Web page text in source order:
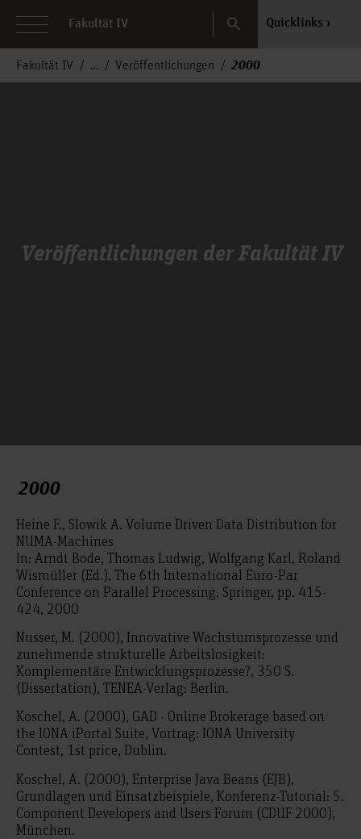
Fakultät IV Search Quicklinks
Fakultät IV Veröffentlichungen 2000
Veröffentlichungen der Fakultät IV
2000
Heine F., Slowik A. Volume Driven Data Distribution for
NUMA-Machines
In: Arndt Bode, Thomas Ludwig, Wolfgang Karl, Roland
Wismüller (Ed.), The 6th International Euro-Par
Conference on Parallel Processing, Springer, pp. 415-
424, 2000
Nusser, M. (2000), Innovative Wachstumsprozesse und
zunehmende strukturelle Arbeitslosigkeit:
Komplementäre Entwicklungsprozesse?, 350 S.
(Dissertation), TENEA-Verlag: Berlin.
Koschel, A. (2000), GAD - Online Brokerage based on
the IONA iPortal Suite, Vortrag: IONA University
Contest, 1st price, Dublin.
Koschel, A. (2000), Enterprise Java Beans (EJB),
Grundlagen und Einsatzbeispiele, Konferenz-Tutorial: 5.
Component Developers and Users Forum (CDUF 2000),
München.